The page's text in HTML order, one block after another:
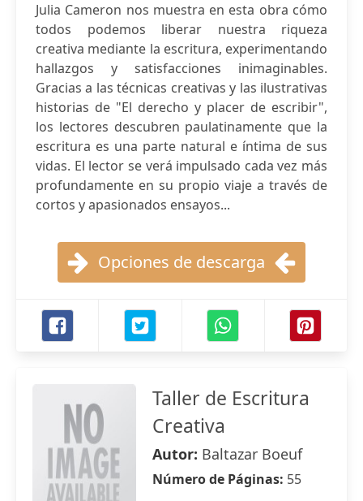
Julia Cameron nos muestra en esta obra cómo
todos podemos liberar nuestra riqueza
creativa mediante la escritura, experimentando
hallazgos y satisfacciones inimaginables.
Gracias a las técnicas creativas y las ilustrativas
historias de "El derecho y placer de escribir",
los lectores descubren paulatinamente que la
escritura es una parte natural e íntima de sus
vidas. El lector se verá impulsado cada vez más
profundamente en su propio viaje a través de
cortos y apasionados ensayos...
Opciones de descarga
Taller de Escritura
Creativa
Autor: Baltazar Boeuf
Número de Páginas: 55